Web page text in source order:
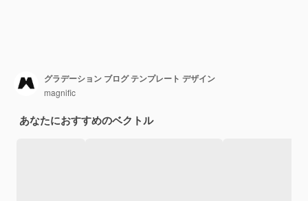
グラデーション ブログ テンプレート デザイン
magnific
あなたにおすすめのベクトル